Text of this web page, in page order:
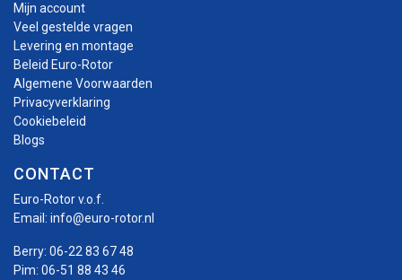
Mijn account
Veel gestelde vragen
Levering en montage
Beleid Euro-Rotor
Algemene Voorwaarden
Privacyverklaring
Cookiebeleid
Blogs
CONTACT
Euro-Rotor v.o.f.
Email: info@euro-rotor.nl
Berry: 06-22 83 67 48
Pim: 06-51 88 43 46